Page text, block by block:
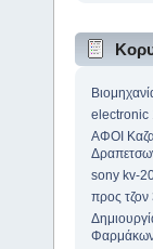
electronic
ΑΦΟΙ
sony kv-
προς τζον